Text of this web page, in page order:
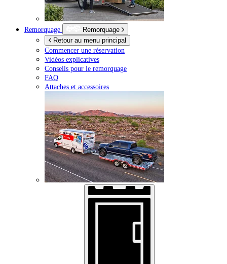
Remorquage
Remorquage
Retour au menu principal
Commencer une réservation
Vidéos explicatives
Conseils pour le remorquage
FAQ
Attaches et accessoires